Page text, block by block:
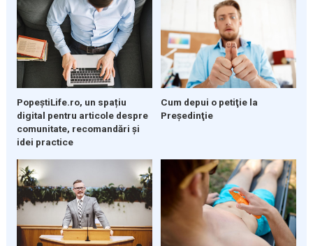
PopeștiLife.ro, un spațiu
digital pentru articole despre
comunitate, recomandări și
idei practice
Cum depui o petiţie la
Preşedinţie